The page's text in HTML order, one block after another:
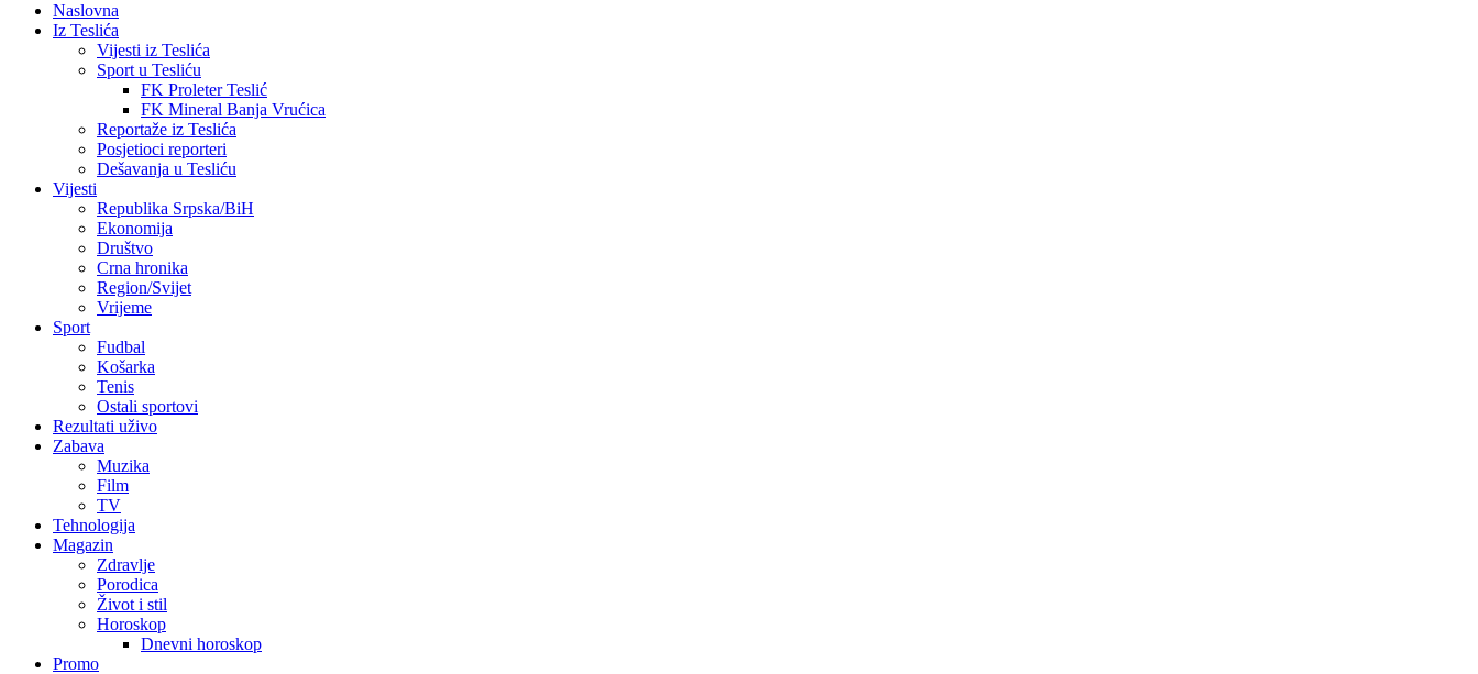
Naslovna
Iz Teslića
Vijesti iz Teslića
Sport u Tesliću
FK Proleter Teslić
FK Mineral Banja Vrućica
Reportaže iz Teslića
Posjetioci reporteri
Dešavanja u Tesliću
Vijesti
Republika Srpska/BiH
Ekonomija
Društvo
Crna hronika
Region/Svijet
Vrijeme
Sport
Fudbal
Košarka
Tenis
Ostali sportovi
Rezultati uživo
Zabava
Muzika
Film
TV
Tehnologija
Magazin
Zdravlje
Porodica
Život i stil
Horoskop
Dnevni horoskop
Promo